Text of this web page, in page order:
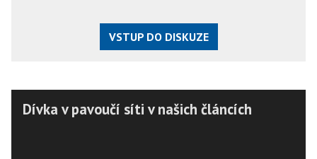
VSTUP DO DISKUZE
Dívka v pavoučí síti v našich článcích